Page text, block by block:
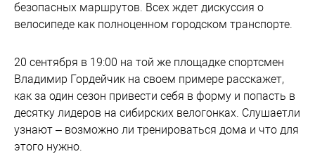
безопасных маршрутов. Всех ждет дискуссия о
велосипеде как полноценном городском транспорте.
20 сентября в 19:00 на той же площадке спортсмен
Владимир Гордейчик на своем примере расскажет,
как за один сезон привести себя в форму и попасть в
десятку лидеров на сибирских велогонках. Слушаетли
узнают – возможно ли тренироваться дома и что для
этого нужно.